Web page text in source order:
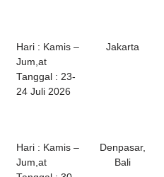
Hari : Kamis –
Jum,at
Tanggal : 23-
24 Juli 2026
Jakarta
Hari : Kamis –
Jum,at
Denpasar,
Bali